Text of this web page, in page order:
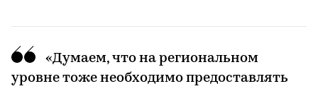
«Думаем, что на региональном
уровне тоже необходимо предоставлять